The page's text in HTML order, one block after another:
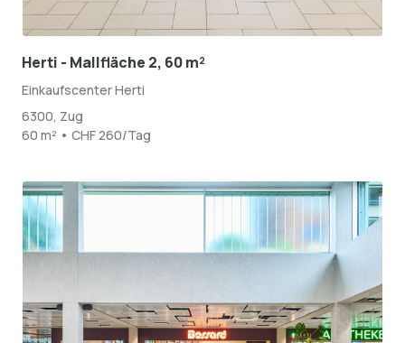
Herti - Mallfläche 2, 60 m²
Einkaufscenter Herti
6300, Zug
60 m² • CHF 260/Tag